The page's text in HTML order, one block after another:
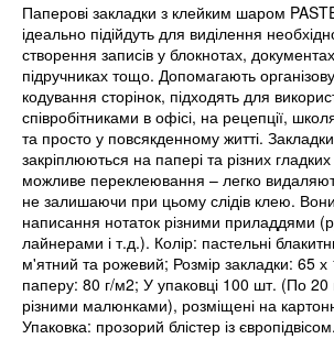
Паперові закладки з клейким шаром
ідеально підійдуть для виділення
створення записів у блокнотах,
підручниках тощо. Допомагають
кодування сторінок, підходять для
співробітниками в офісі, на рецепції,
та просто у повсякденному житті.
закріплюються на папері та різних
можливе переклеювання – легко
не залишаючи при цьому слідів клею.
написання нотаток різними приладдями
лайнерами і т.д.). Колір: пастельні
м'ятний та рожевий; Розмір закладки: 65 х
паперу: 80 г/м2; У упаковці 100 шт. (По 20
різними малюнками), розміщені на
Упаковка: прозорий блістер із європідвісом.